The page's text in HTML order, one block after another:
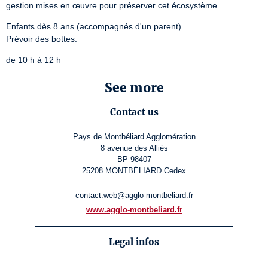
gestion mises en œuvre pour préserver cet écosystème.
Enfants dès 8 ans (accompagnés d'un parent).
Prévoir des bottes.
de 10 h à 12 h
See more
Contact us
Pays de Montbéliard Agglomération
8 avenue des Alliés
BP 98407
25208 MONTBÉLIARD Cedex
contact.web@agglo-montbeliard.fr
www.agglo-montbeliard.fr
Legal infos